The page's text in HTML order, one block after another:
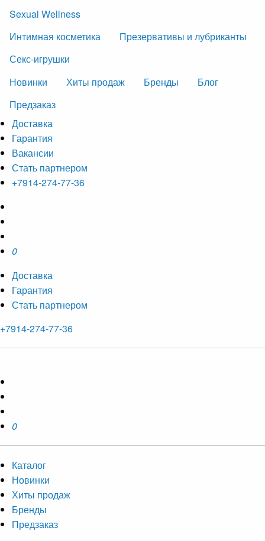
Sexual Wellness
Интимная косметика
Презервативы и лубриканты
Секс-игрушки
Новинки
Хиты продаж Бренды
Блог
Предзаказ
Доставка
Гарантия
Вакансии
Стать партнером
+7914-274-77-36
0
Доставка
Гарантия
Стать партнером
+7914-274-77-36
0
Каталог
Новинки
Хиты продаж
Бренды
Предзаказ